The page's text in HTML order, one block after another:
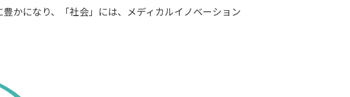
かになり、「社会」には、メディカルイノベーション